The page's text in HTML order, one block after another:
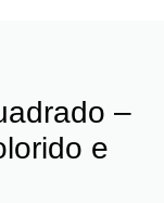
–
e